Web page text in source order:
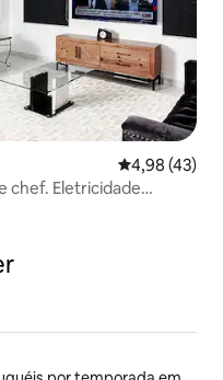
4,98 de uma
4,98 (43)
chef. Eletricidade